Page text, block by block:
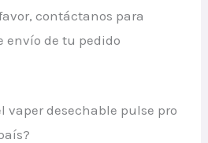
contáctanos para
envío de tu pedido
vaper desechable pulse pro